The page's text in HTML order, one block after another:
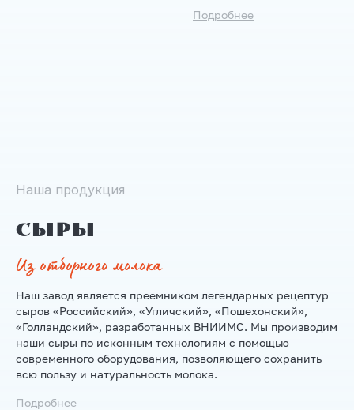
Подробнее
Наша продукция
Сыры
Из отборного молока
Наш завод является преемником легендарных рецептур
сыров «Российский», «Угличский», «Пошехонский»,
«Голландский», разработанных ВНИИМС. Мы производим
наши сыры по исконным технологиям с помощью
современного оборудования, позволяющего сохранить
всю пользу и натуральность молока.
Подробнее